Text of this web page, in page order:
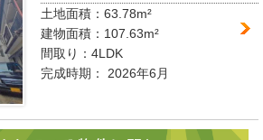
土地面積：63.78m²
建物面積：107.63m²
間取り：4LDK
完成時期：2026年6月